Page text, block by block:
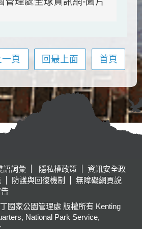
一頁 回最上面 首頁
語詞彙 隱私權政策
資訊安全政
防護與回復機制
無障礙網頁說
國家公園管理處 版權所有 Kenting
National Park Service,